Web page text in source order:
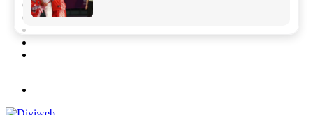
X
YouTube